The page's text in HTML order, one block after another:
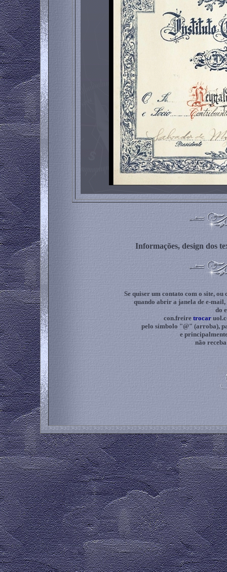
Informações, design dos
Se quiser um contato com o site,
quando abrir a janela de e-
do
con.freire trocar
pelo símbolo "@" (arroba),
e
não